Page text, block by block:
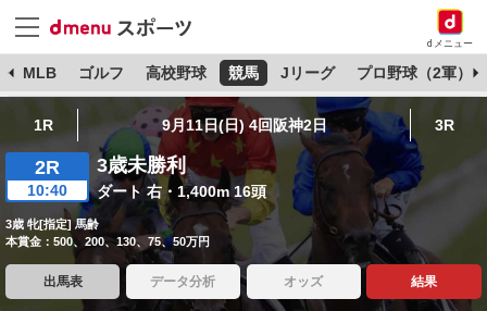
dメニュー
MLB ゴルフ 高校野球 競馬 Jリーグ プロ野球（2軍）
1R 9月11日(日) 4回阪神2日 3R
2R
10:40
3歳未勝利
ダート 右・1,400m 16頭
3歳 牝[指定] 馬齢
本賞金：500、200、130、75、50万円
出馬表 データ分析 オッズ 結果